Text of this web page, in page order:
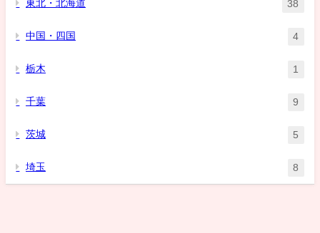
東北・北海道 38
中国・四国 4
栃木 1
千葉 9
茨城 5
埼玉 8